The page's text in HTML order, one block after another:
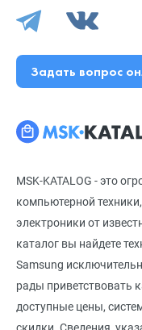
MSK-KATALOG - это
компьютерной
электроники от
каталог вы найдете
Samsung
рады приветствовать
доступные цены,
Задать вопрос